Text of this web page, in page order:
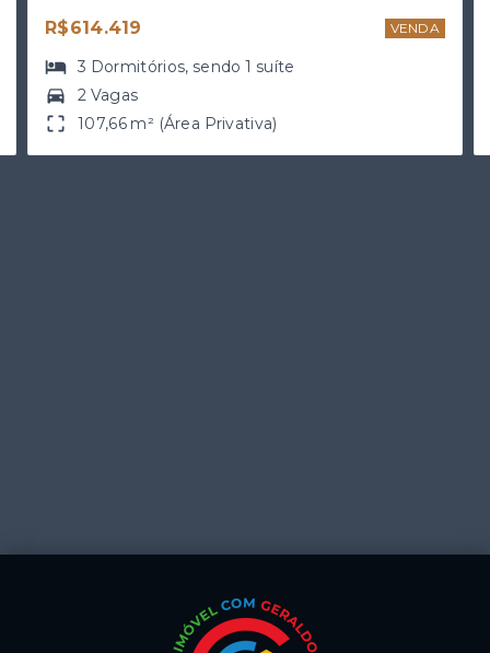
R$614.419 VENDA
3 Dormitórios, sendo1 suíte
2 Vagas
107,66 m² (Área Privativa)